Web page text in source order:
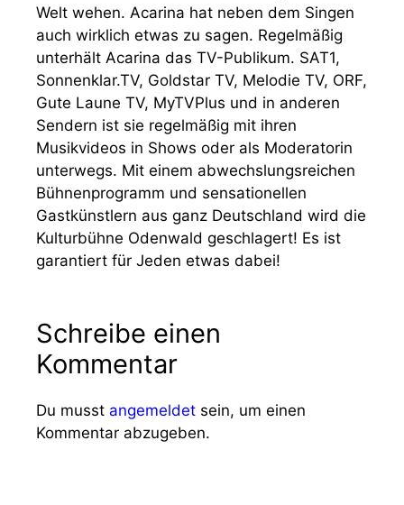
Welt wehen. Acarina hat neben dem Singen
auch wirklich etwas zu sagen. Regelmäßig
unterhält Acarina das TV-Publikum. SAT1,
Sonnenklar.TV, Goldstar TV, Melodie TV, ORF,
Gute Laune TV, MyTVPlus und in anderen
Sendern ist sie regelmäßig mit ihren
Musikvideos in Shows oder als Moderatorin
unterwegs. Mit einem abwechslungsreichen
Bühnenprogramm und sensationellen
Gastkünstlern aus ganz Deutschland wird die
Kulturbühne Odenwald geschlagert! Es ist
garantiert für Jeden etwas dabei!
Schreibe einen
Kommentar
Du musst angemeldet sein, um einen
Kommentar abzugeben.